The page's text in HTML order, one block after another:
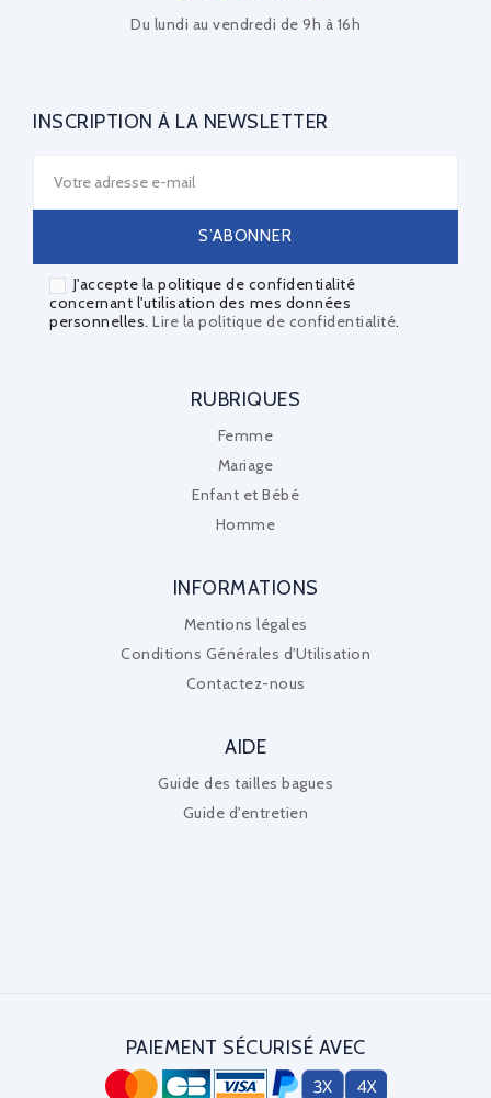
Du lundi au vendredi de 9h à 16h
INSCRIPTION À LA NEWSLETTER
J'accepte la politique de confidentialité
concernant l'utilisation des mes données
personnelles. Lire la politique de confidentialité.
RUBRIQUES
Femme
Mariage
Enfant et Bébé
Homme
INFORMATIONS
Mentions légales
Conditions Générales d'Utilisation
Contactez-nous
AIDE
Guide des tailles bagues
Guide d'entretien
PAIEMENT SÉCURISÉ AVEC